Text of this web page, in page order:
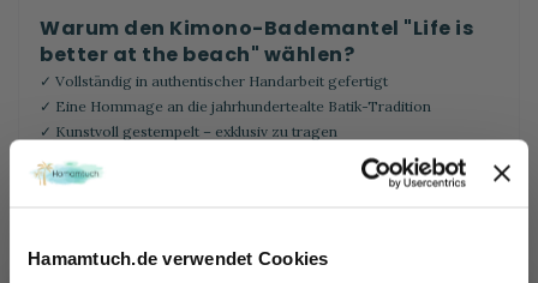
Hamamtuch.de verwendet Cookies
Warum den Kimono-Bademantel "Life is
better at the beach" wählen?
✓ Vollständig in authentischer Handarbeit gefertigt
✓ Eine Hommage an die jahrhundertealte Batik-Tradition
✓ Kunstvoll gestempelt – exklusiv zu tragen
✓ Limited-Edition-Design und Kimono aus weichem Rayon Stoff